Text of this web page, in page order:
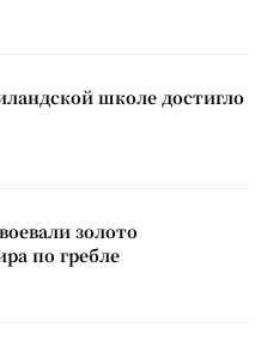
школе достигло
золото
по гребле